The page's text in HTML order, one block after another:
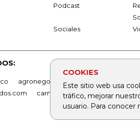
COOKIES
Este sitio web usa
tráfico, mejorar
usuario. Para conocer
Podcast
Sociales
agronegocios.co
carnavalindustriacultural.com